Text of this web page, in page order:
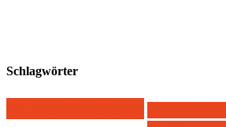
Schlagwörter